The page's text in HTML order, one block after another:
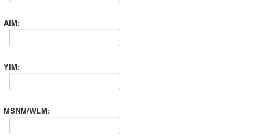
AIM:
YIM:
MSNM/WLM: